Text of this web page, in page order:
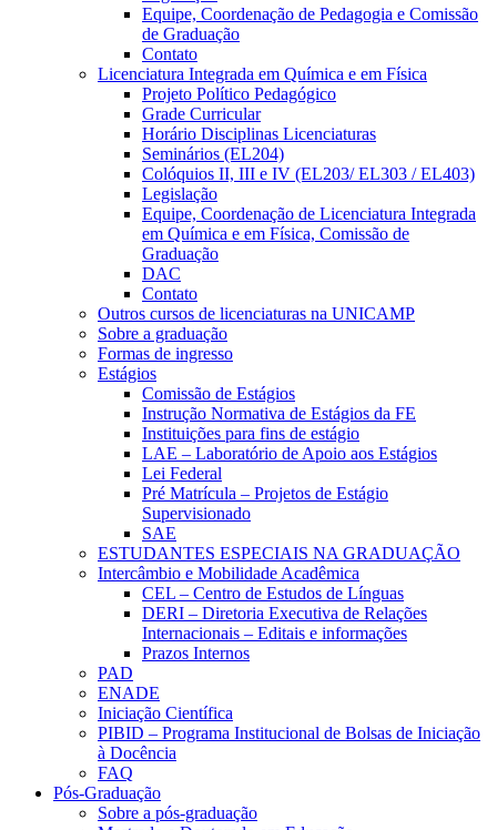
Equipe, Coordenação de Pedagogia e Comissão
de Graduação
Contato
Licenciatura Integrada em Química e em Física
Projeto Político Pedagógico
Grade Curricular
Horário Disciplinas Licenciaturas
Seminários (EL204)
Colóquios II, III e IV (EL203/ EL303 / EL403)
Legislação
Equipe, Coordenação de Licenciatura Integrada
em Química e em Física, Comissão de
Graduação
DAC
Contato
Outros cursos de licenciaturas na UNICAMP
Sobre a graduação
Formas de ingresso
Estágios
Comissão de Estágios
Instrução Normativa de Estágios da FE
Instituições para fins de estágio
LAE – Laboratório de Apoio aos Estágios
Lei Federal
Pré Matrícula – Projetos de Estágio
Supervisionado
SAE
ESTUDANTES ESPECIAIS NA GRADUAÇÃO
Intercâmbio e Mobilidade Acadêmica
CEL – Centro de Estudos de Línguas
DERI – Diretoria Executiva de Relações
Internacionais – Editais e informações
Prazos Internos
PAD
ENADE
Iniciação Científica
PIBID – Programa Institucional de Bolsas de Iniciação
à Docência
FAQ
Pós-Graduação
Sobre a pós-graduação